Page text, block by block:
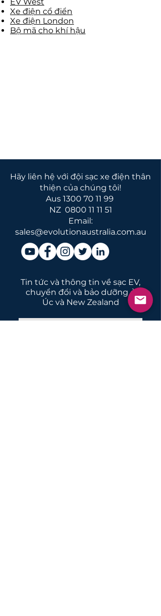
Xe điện cổ điển
Xe điện London
Bộ mã cho khí hậu
Hãy liên hệ với đội sạc xe điện thân
thiện của chúng tôi!
Aus 1300 70 11 99
NZ 0800 11 11 51
Email:
sales@evolutionaustralia.com.au
Tin tức và thông tin về sạc EV,
chuyển đổi và bảo dưỡng ở
Úc và New Zealand